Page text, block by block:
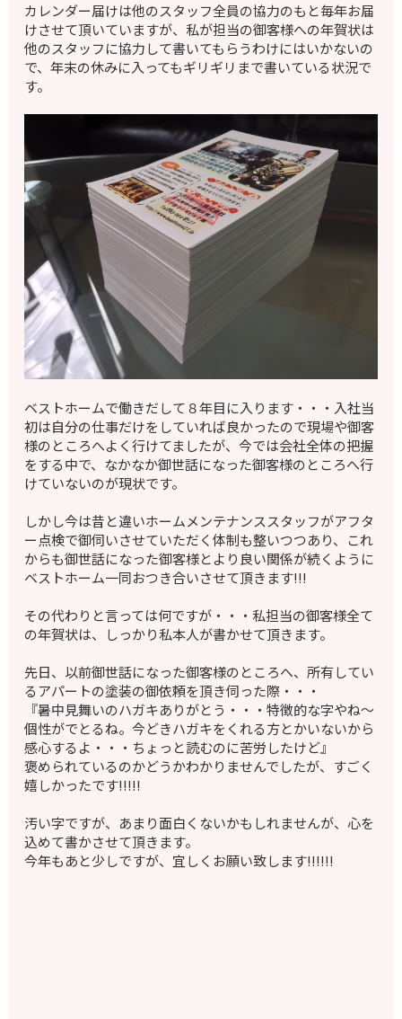
カレンダー届けは他のスタッフ全員の協力のもと毎年お届
けさせて頂いていますが、私が担当の御客様への年賀状は
他のスタッフに協力して書いてもらうわけにはいかないの
で、年末の休みに入ってもギリギリまで書いている状況で
す。
ベストホームで働きだして８年目に入ります・・・入社当
初は自分の仕事だけをしていれば良かったので現場や御客
様のところへよく行けてましたが、今では会社全体の把握
をする中で、なかなか御世話になった御客様のところへ行
けていないのが現状です。
しかし今は昔と違いホームメンテナンススタッフがアフタ
ー点検で御伺いさせていただく体制も整いつつあり、これ
からも御世話になった御客様とより良い関係が続くように
ベストホーム一同おつき合いさせて頂きます!!!
その代わりと言っては何ですが・・・私担当の御客様全て
の年賀状は、しっかり私本人が書かせて頂きます。
先日、以前御世話になった御客様のところへ、所有してい
るアパートの塗装の御依頼を頂き伺った際・・・
『暑中見舞いのハガキありがとう・・・特徴的な字やね～
個性がでとるね。今どきハガキをくれる方とかいないから
感心するよ・・・ちょっと読むのに苦労したけど』
褒められているのかどうかわかりませんでしたが、すごく
嬉しかったです!!!!!
汚い字ですが、あまり面白くないかもしれませんが、心を
込めて書かさせて頂きます。
今年もあと少しですが、宜しくお願い致します!!!!!!